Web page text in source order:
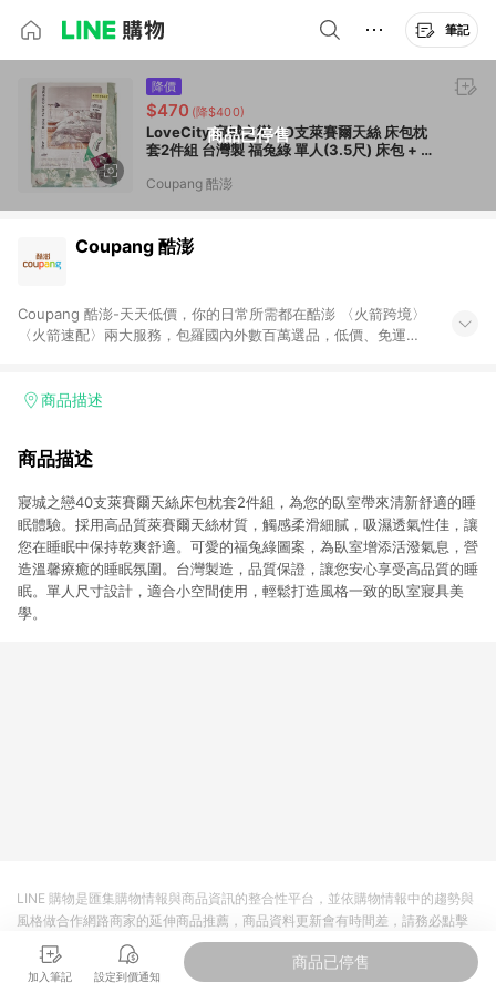
筆記
商品已停售
降價
$470 (降$400)
LoveCity 寢城之戀 40支萊賽爾天絲 床包枕
套2件組 台灣製 福兔綠 單人(3.5尺) 床包 + 被
Coupang 酷澎
Coupang 酷澎
Coupang 酷澎-天天低價，你的日常所需都在酷澎 〈火箭跨境〉
〈火箭速配〉兩大服務，包羅國內外數百萬選品，低價、免運，
加入WOW會員告別湊免運，火箭速配、火箭跨境優質選品不限金
商品描述
商品描述
寢城之戀40支萊賽爾天絲床包枕套2件組，為您的臥室帶來清新舒適的睡
眠體驗。採用高品質萊賽爾天絲材質，觸感柔滑細膩，吸濕透氣性佳，讓
您在睡眠中保持乾爽舒適。可愛的福兔綠圖案，為臥室增添活潑氣息，營
造溫馨療癒的睡眠氛圍。台灣製造，品質保證，讓您安心享受高品質的睡
眠。單人尺寸設計，適合小空間使用，輕鬆打造風格一致的臥室寢具美
學。
加入筆記 設定到價通知
商品已停售
LINE 購物是匯集購物情報與商品資訊的整合性平台，並依購物情報中的趨勢與
風格做合作網路商家的延伸商品推薦，商品資料更新會有時間差，請務必點擊
商品至各合作網路商家，確認現售價與購物條件，一切資訊以合作廠商網頁為
準。